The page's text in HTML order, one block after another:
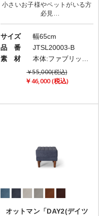
小さいお子様やペットがいる方
必見
引っ掻きに強いスツール
サイズ
幅65cm
品 番
JTSL20003-B
素 材
￥55,000(税込)
￥46,000 (税込)
オットマン「DAY2(デイツ